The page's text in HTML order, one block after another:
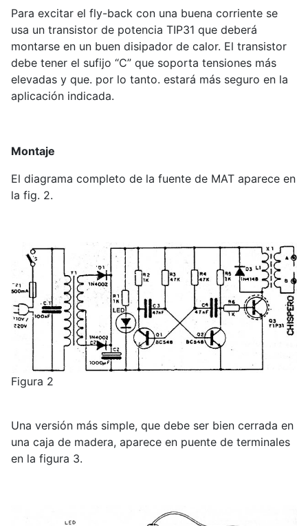
Para excitar el fly-back con una buena corriente se
usa un transistor de potencia TIP31 que deberá
montarse en un buen disipador de calor. El transistor
debe tener el sufijo “C” que soporta tensiones más
elevadas y que. por lo tanto. estará más seguro en la
aplicación indicada.
Montaje
El diagrama completo de la fuente de MAT aparece en
la fig. 2.
Figura 2
Una versión más simple, que debe ser bien cerrada en
una caja de madera, aparece en puente de terminales
en la figura 3.